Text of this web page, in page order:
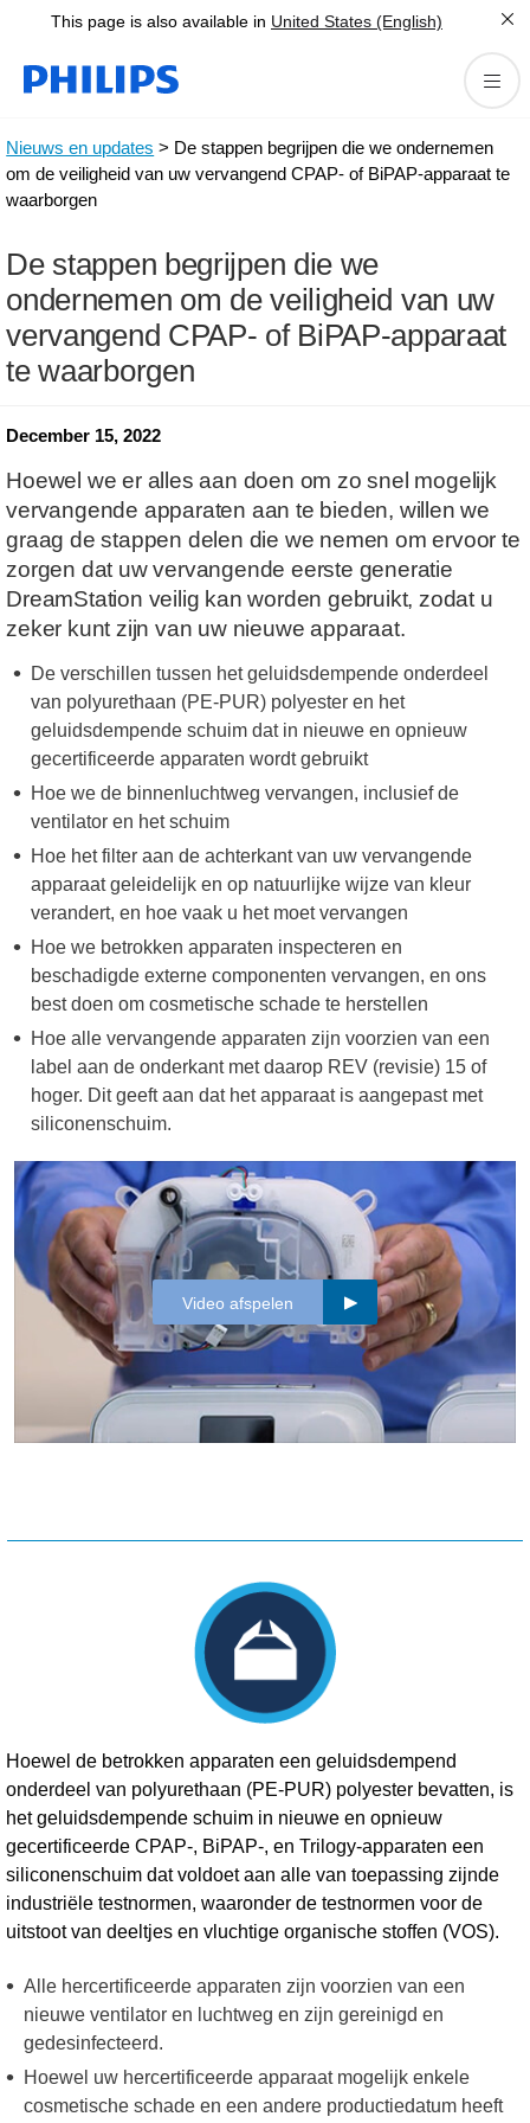
This page is also available in United States (English)
Nieuws en updates > De stappen begrijpen die we ondernemen
om de veiligheid van uw vervangend CPAP- of BiPAP-apparaat te
waarborgen
De stappen begrijpen die we
ondernemen om de veiligheid van uw
vervangend CPAP- of BiPAP-apparaat
te waarborgen
December 15, 2022
Hoewel we er alles aan doen om zo snel mogelijk
vervangende apparaten aan te bieden, willen we
graag de stappen delen die we nemen om ervoor te
zorgen dat uw vervangende eerste generatie
DreamStation veilig kan worden gebruikt, zodat u
zeker kunt zijn van uw nieuwe apparaat.
De verschillen tussen het geluidsdempende onderdeel
van polyurethaan (PE-PUR) polyester en het
geluidsdempende schuim dat in nieuwe en opnieuw
gecertificeerde apparaten wordt gebruikt
Hoe we de binnenluchtweg vervangen, inclusief de
ventilator en het schuim
Hoe het filter aan de achterkant van uw vervangende
apparaat geleidelijk en op natuurlijke wijze van kleur
verandert, en hoe vaak u het moet vervangen
Hoe we betrokken apparaten inspecteren en
beschadigde externe componenten vervangen, en ons
best doen om cosmetische schade te herstellen
Hoe alle vervangende apparaten zijn voorzien van een
label aan de onderkant met daarop REV (revisie) 15 of
hoger. Dit geeft aan dat het apparaat is aangepast met
siliconenschuim.
Video afspelen
Hoewel de betrokken apparaten een geluidsdempend
onderdeel van polyurethaan (PE-PUR) polyester bevatten, is
het geluidsdempende schuim in nieuwe en opnieuw
gecertificeerde CPAP-, BiPAP-, en Trilogy-apparaten een
siliconenschuim dat voldoet aan alle van toepassing zijnde
industriële testnormen, waaronder de testnormen voor de
uitstoot van deeltjes en vluchtige organische stoffen (VOS).
Alle hercertificeerde apparaten zijn voorzien van een
nieuwe ventilator en luchtweg en zijn gereinigd en
gedesinfecteerd.
Hoewel uw hercertificeerde apparaat mogelijk enkele
cosmetische schade en een andere productiedatum heeft